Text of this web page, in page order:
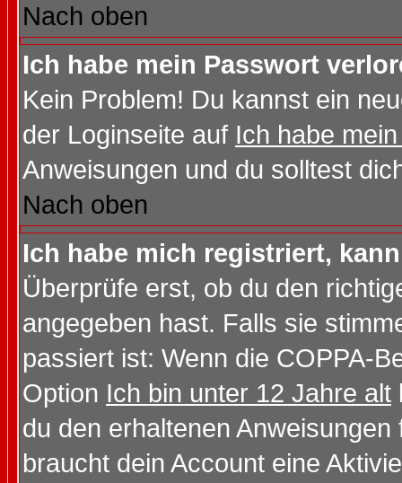
Nach oben
Ich habe mein Passwort
Kein Problem! Du kannst ein
der Loginseite auf Ich habe
Anweisungen und du solltest
Nach oben
Ich habe mich registriert,
Überprüfe erst, ob du den
angegeben hast. Falls sie
passiert ist: Wenn die COPPA-
Option Ich bin unter 12 Jahre alt
du den erhaltenen
braucht dein Account eine